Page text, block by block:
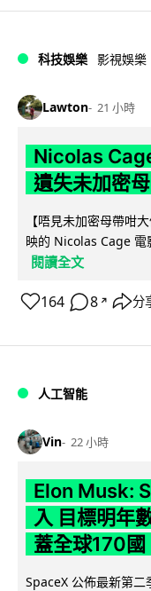
科技娛樂 影視娛樂
Lawton 21 小時
Nicolas
遺失未加密
【唔見未加密母帶咁
映的 Nicolas Cage
閱讀全文
164 8 ↗ 分
人工智能
Vin 22 小時
Elon Musk:
入 目標明年
蓋全球170國
SpaceX 公佈最新第